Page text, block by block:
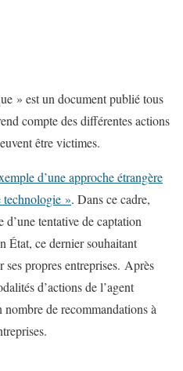
» est un document publié tous
compte des différentes actions
être victimes.
d’une approche étrangère
technologie ». Dans ce cadre,
tentative de captation
État, ce dernier souhaitant
propres entreprises. Après
d’actions de l’agent
de recommandations à